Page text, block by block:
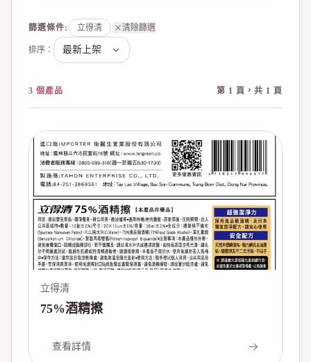
篩選條件: 立得清 清除篩選
排序：
3 個產品 第 1 頁，共 1 頁
立得清
75%酒精擦
查看詳情